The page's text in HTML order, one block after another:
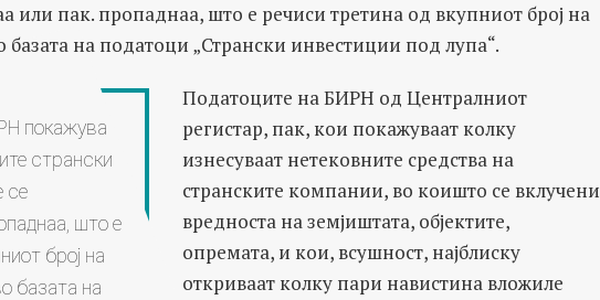
или пак. пропаднаа, што е речиси третина од вкупниот број на
на податоци „Странски инвестиции под лупа“.
покажува
странски
се
што е
број на
базата на
Податоците на БИРН од Централниот
регистар, пак, кои покажуваат колку
изнесуваат нетековните средства на
странските компании, во коишто се вклучени
вредноста на земјиштата, објектите,
опремата, и кои, всушност, најблиску
откриваат колку пари навистина вложиле